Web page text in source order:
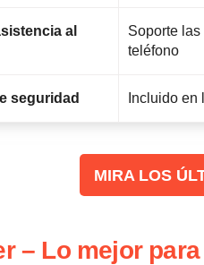
al
Soporte
teléfono
seguridad Incluido
‌MIRA LOS
– Lo mejor